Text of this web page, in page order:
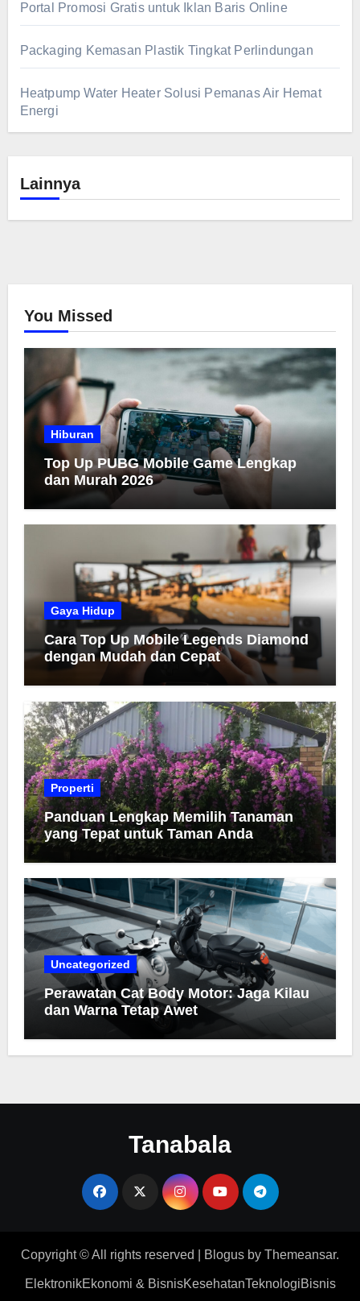
Portal Promosi Gratis untuk Iklan Baris Online
Packaging Kemasan Plastik Tingkat Perlindungan
Heatpump Water Heater Solusi Pemanas Air Hemat
Energi
Lainnya
You Missed
Hiburan
Top Up PUBG Mobile Game Lengkap
dan Murah 2026
Gaya Hidup
Cara Top Up Mobile Legends Diamond
dengan Mudah dan Cepat
Properti
Panduan Lengkap Memilih Tanaman
yang Tepat untuk Taman Anda
Uncategorized
Perawatan Cat Body Motor: Jaga Kilau
dan Warna Tetap Awet
Tanabala
Copyright © All rights reserved Blogus by Themeansar.
ElektronikEkonomi & BisnisKesehatanTeknologiBisnis